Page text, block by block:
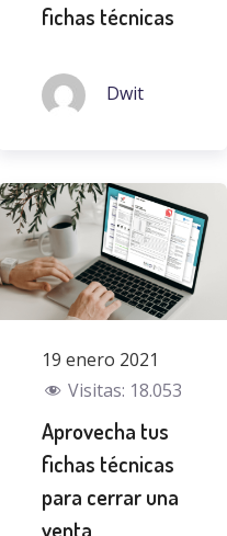
fichas técnicas
Dwit
19 enero 2021
Visitas: 18.053
Aprovecha tus
fichas técnicas
para cerrar una
venta